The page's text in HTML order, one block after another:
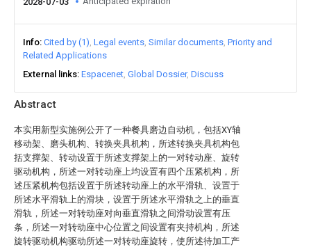
Abstract
本实用新型实施例公开了一种餐具磨边自动机，包括XY轴
移动架、磨头机构、转换夹具机构，所述转换夹具机构包
括支撑架、转动设置于所述支撑架上的一对转动座、旋转
驱动机构，所述一对转动座上均设置有四个压紧机构，所
述压紧机构包括设置于所述转动座上的水平滑轨、设置于
所述水平滑轨上的滑块，设置于所述水平滑轨之上的垂直
滑轨，所述一对转动座对向垂直滑轨之间滑动设置有压
条，所述一对转动座中心位置之间设置有夹持机构，所述
旋转驱动机构驱动所述一对转动座旋转，使所述待加工产
Info Cited by (1) Legal events Similar documents Priority and
Related Applications
External links Espacenet Global Dossier Discuss